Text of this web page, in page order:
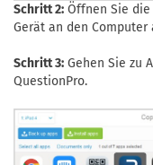
Schritt 2: Öffnen Sie die
Gerät an den Computer
Schritt 3: Gehen Sie zu
QuestionPro.